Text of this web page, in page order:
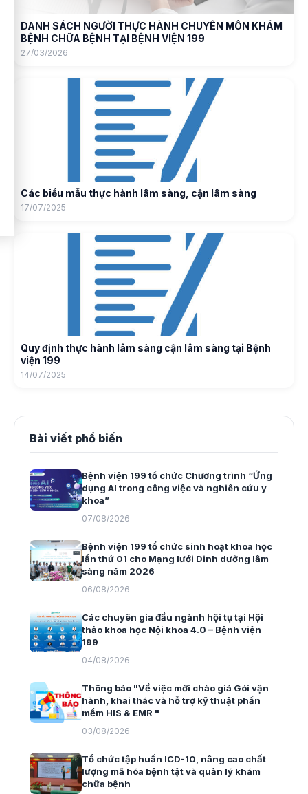
DANH SÁCH NGƯỜI THỰC HÀNH CHUYÊN MÔN KHÁM
BỆNH CHỮA BỆNH TẠI BỆNH VIỆN 199
27/03/2026
Các biểu mẫu thực hành lâm sàng, cận lâm sàng
17/07/2025
Quy định thực hành lâm sàng cận lâm sàng tại Bệnh
viện 199
14/07/2025
Bài viết phổ biến
Bệnh viện 199 tổ chức Chương trình “Ứng
dụng AI trong công việc và nghiên cứu y
khoa”
07/08/2026
Bệnh viện 199 tổ chức sinh hoạt khoa học
lần thứ 01 cho Mạng lưới Dinh dưỡng lâm
sàng năm 2026
06/08/2026
Các chuyên gia đầu ngành hội tụ tại Hội
thảo khoa học Nội khoa 4.0 – Bệnh viện
199
04/08/2026
Thông báo "Về việc mời chào giá Gói vận
hành, khai thác và hỗ trợ kỹ thuật phần
mềm HIS & EMR "
03/08/2026
Tổ chức tập huấn ICD-10, nâng cao chất
lượng mã hóa bệnh tật và quản lý khám
chữa bệnh